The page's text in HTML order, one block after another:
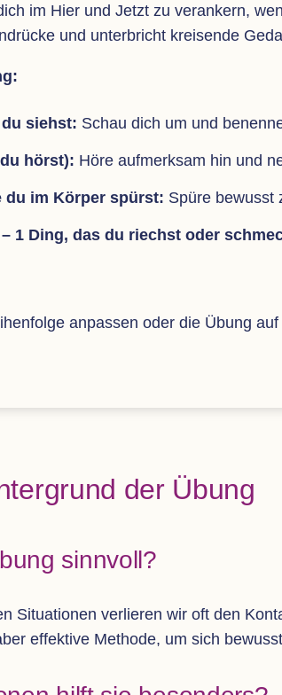
im Hier und Jetzt zu ver­an­kern,
und unter­bricht krei­sende
siehst: Schau dich um und
hörst): Höre auf­merk­sam hin und
du im Kör­per spürst: Spüre bewusst
1 Ding, das du riechst oder
anpas­sen oder die Übung
der Übung
sinnvoll?
Situa­tio­nen ver­lie­ren wir oft den
effek­tive Methode, um sich